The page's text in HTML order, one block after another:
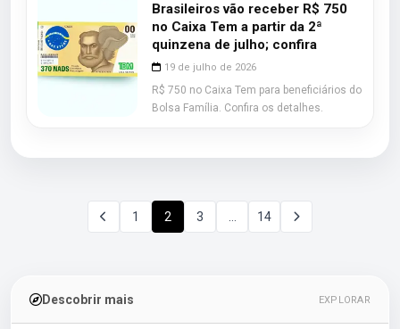
Brasileiros vão receber R$ 750
no Caixa Tem a partir da 2ª
quinzena de julho; confira
19 de julho de 2026
R$ 750 no Caixa Tem para beneficiários do
Bolsa Família. Confira os detalhes.
1 2 3 14
Descobrir mais EXPLORAR